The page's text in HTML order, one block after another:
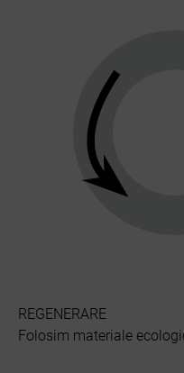
REGENERARE
Folosim materiale